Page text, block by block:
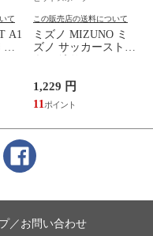
て
A1
この販売店の送料について
ミズノ MIZUNO ミ
ズノ サッカーストッ
キング サッカーソッ
23SS(P2MXA060)
1,229 円
11
／お問い合わせ